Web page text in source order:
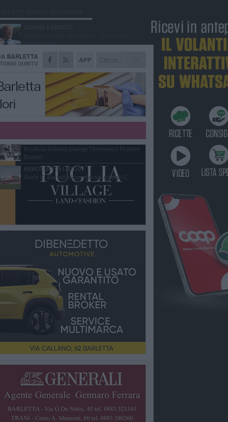
APP
BARLETTA
QUINTO
Barletta in B
SABATO 1 AGOSTO
Poker di Da Silva, Barletta batte Soccer
Trani 4-1 in amichevole
VENERDÌ 31 LUGLIO
Serie C Sky Wifi: fissate date e orari delle
prime otto giornate di campionato.
VENERDÌ 31 LUGLIO
Barletta 1922: un avvio tostissimo e
VENERDÌ 31 LUGLIO
MERCOLEDÌ 29 LUGLIO
Serie C, Barletta inserito nel girone C